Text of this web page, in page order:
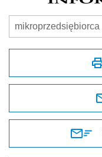
mikroprzedsiębiorca